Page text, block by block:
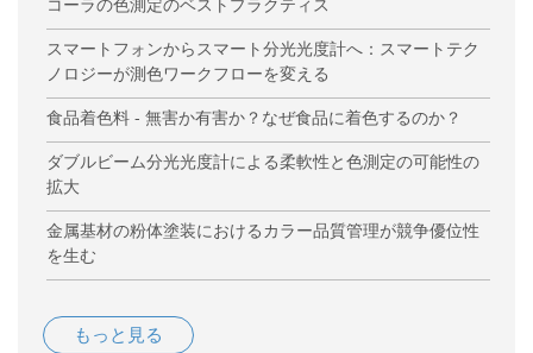
コーラの色測定のベストプラクティス
スマートフォンからスマート分光光度計へ：スマートテク
ノロジーが測色ワークフローを変える
食品着色料 - 無害か有害か？なぜ食品に着色するのか？
ダブルビーム分光光度計による柔軟性と色測定の可能性の
拡大
金属基材の粉体塗装におけるカラー品質管理が競争優位性
を生む
もっと見る